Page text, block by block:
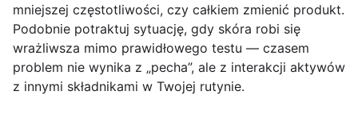
mniejszej częstotliwości, czy całkiem zmienić produkt.
Podobnie potraktuj sytuację, gdy skóra robi się
wrażliwsza mimo prawidłowego testu — czasem
problem nie wynika z „pecha”, ale z interakcji aktywów
z innymi składnikami w Twojej rutynie.